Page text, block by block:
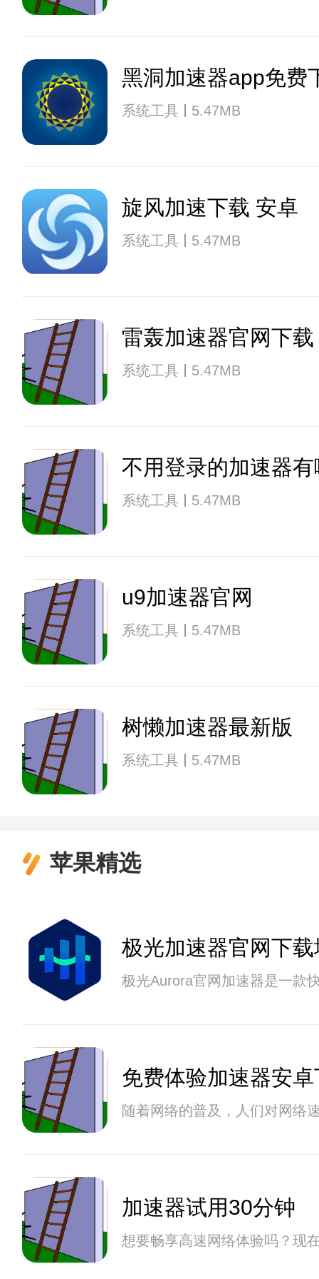
黑洞加速器app免费
系统工具 5.47MB
旋风加速下载 安卓
系统工具 5.47MB
雷轰加速器官网下载
系统工具 5.47MB
不用登录的加速器
系统工具 5.47MB
u9加速器官网
系统工具 5.47MB
树懒加速器最新版
系统工具 5.47MB
苹果精选
极光加速器官网下
极光Aurora官网加速器是一款
免费体验加速器安
随着网络的普及，人们对网络
加速器试用30分钟
想要畅享高速网络体验吗？现